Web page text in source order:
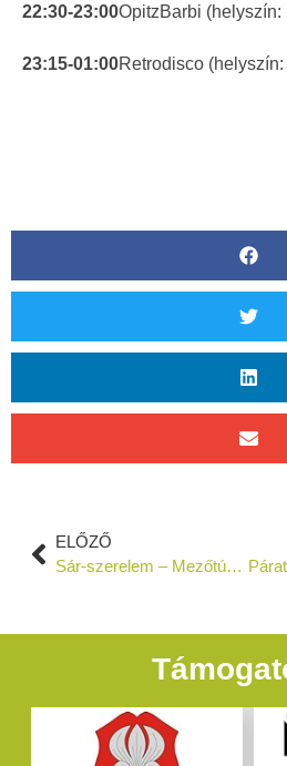
22:30-23:00OpitzBarbi (helyszín:
23:15-01:00Retrodisco
ELŐZŐ
Sár-szerelem – Mezőtúri fazekasság